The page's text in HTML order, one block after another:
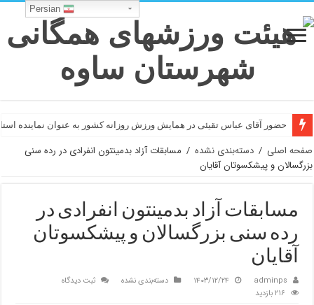
حضور آقای عباس تقیئی در همایش ورزش روزانه کشور به عنوان نماینده
صفحه اصلی / دسته‌بندی نشده / مسابقات آزاد بدمینتون انفرادی در رده سنی
بزرگسالان و پیشکسوتان آقایان
مسابقات آزاد بدمینتون انفرادی در
رده سنی بزرگسالان و پیشکسوتان
آقایان
adminps ۱۴۰۳/۱۲/۲۴ دسته‌بندی نشده
ثبت دیدگاه
۲۱۶ بازدید
Persian